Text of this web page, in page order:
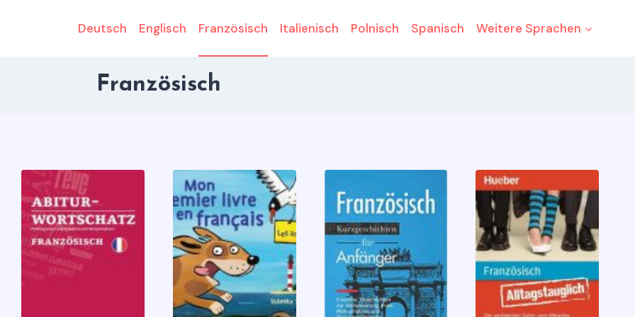
Deutsch Englisch Französisch Italienisch Polnisch Spanisch Weitere Sprachen
Französisch